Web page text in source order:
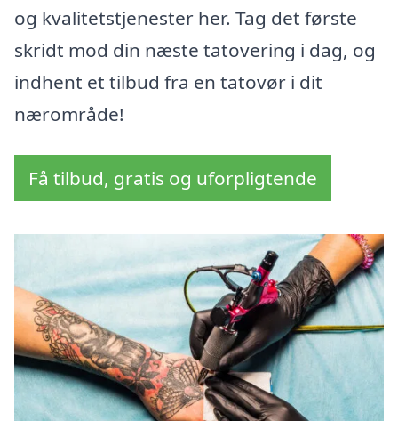
og kvalitetstjenester her. Tag det første
skridt mod din næste tatovering i dag, og
indhent et tilbud fra en tatovør i dit
nærområde!
Få tilbud, gratis og uforpligtende